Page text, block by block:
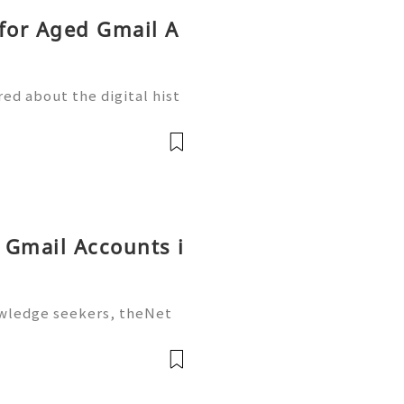
Aged Gmail A
about the digital hist
than a forgotten inbox; i
Accounts i
seekers, theNet
you actively build a